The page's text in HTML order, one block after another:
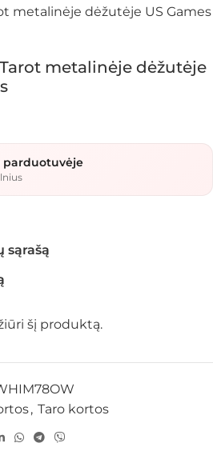
metalinėje dėžutėje US Games
metalinėje dėžutėje
parduotuvėje
sąrašą
šį produktą.
, Taro kortos